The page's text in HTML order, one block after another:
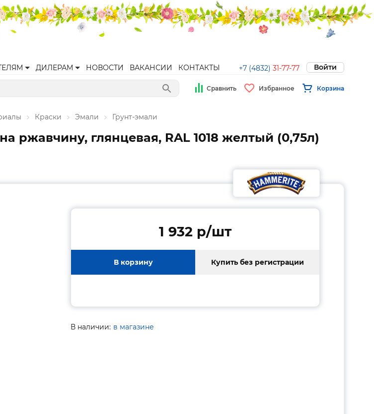
ДИЛЕРАМ НОВОСТИ ВАКАНСИИ КОНТАКТЫ +7 (4832) 31-77-77 Войти
Сравнить Избранное Корзина
Краски Эмали Грунт-эмали
ржавчину, глянцевая, RAL 1018 желтый (0,75л)
1 932 p/шт
В корзину Купить без регистрации
В наличии: в магазине